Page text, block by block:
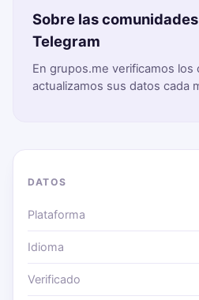
Sobre las
Telegram
En grupos.me verificamos los
actualizamos sus datos cada
DATOS
Plataforma
Idioma
Verificado